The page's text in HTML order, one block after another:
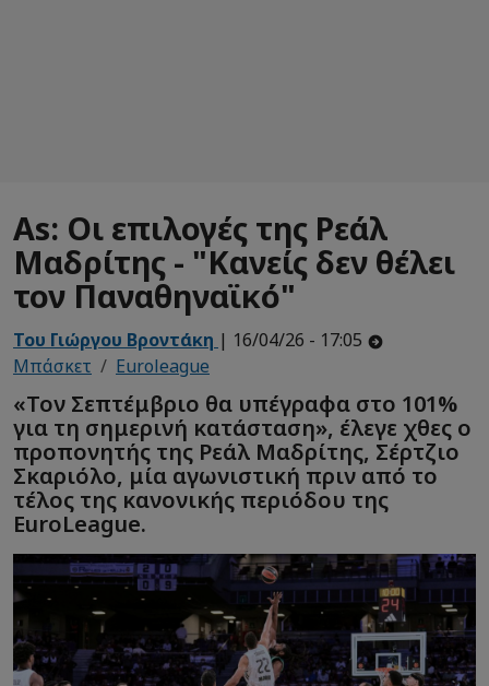
As: Οι επιλογές της Ρεάλ
Μαδρίτης - "Κανείς δεν θέλει
τον Παναθηναϊκό"
Του Γιώργου Βροντάκη | 16/04/26 - 17:05
Μπάσκετ
Euroleague
«Τον Σεπτέμβριο θα υπέγραφα στο 101%
για τη σημερινή κατάσταση», έλεγε χθες ο
προπονητής της Ρεάλ Μαδρίτης, Σέρτζιο
Σκαριόλο, μία αγωνιστική πριν από το
τέλος της κανονικής περιόδου της
EuroLeague.